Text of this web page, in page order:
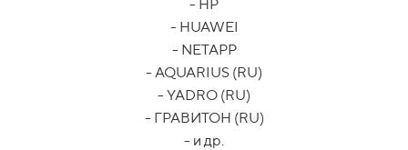
- HP
- HUAWEI
- NETAPP
- AQUARIUS (RU)
- YADRO (RU)
- ГРАВИТОН (RU)
- и др.